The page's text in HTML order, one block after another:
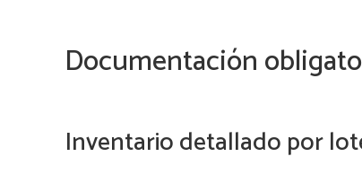
Documentación
Inventario detallado por